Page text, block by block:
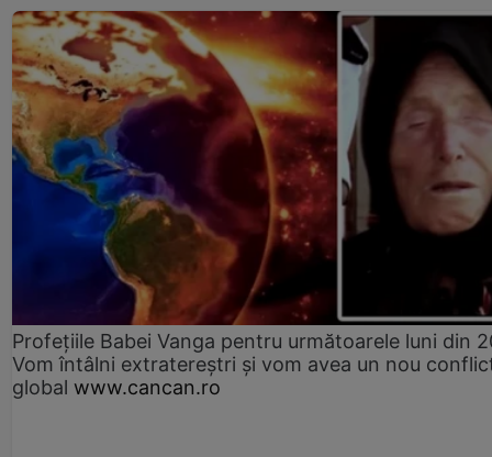
Profețiile Babei Vanga pentru următoarele luni din
Vom întâlni extratereștri și vom avea un nou
global www.cancan.ro